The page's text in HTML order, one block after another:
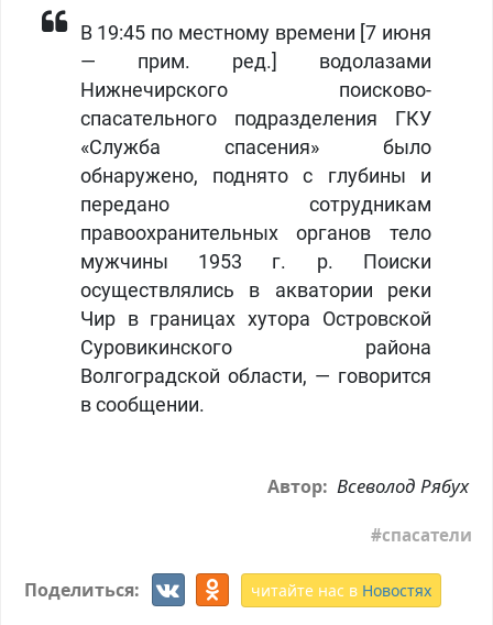
В 19:45 по местному времени [7 июня
— прим. ред.] водолазами
Нижнечирского поисково-
спасательного подразделения ГКУ
«Служба спасения» было
обнаружено, поднято с глубины и
передано сотрудникам
правоохранительных органов тело
мужчины 1953 г. р. Поиски
осуществлялись в акватории реки
Чир в границах хутора Островской
Суровикинского района
Волгоградской области, — говорится
в сообщении.
Автор: Всеволод Рябух
спасатели
Поделиться: читайте нас в Новостях